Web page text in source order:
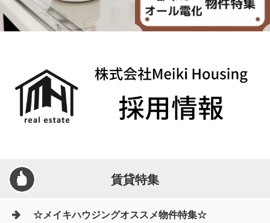
賃貸特集
☆メイキハウジングオススメ物件特集☆